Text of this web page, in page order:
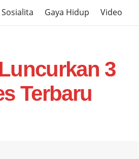
Sosialita Gaya Hidup Video
3
Terbaru